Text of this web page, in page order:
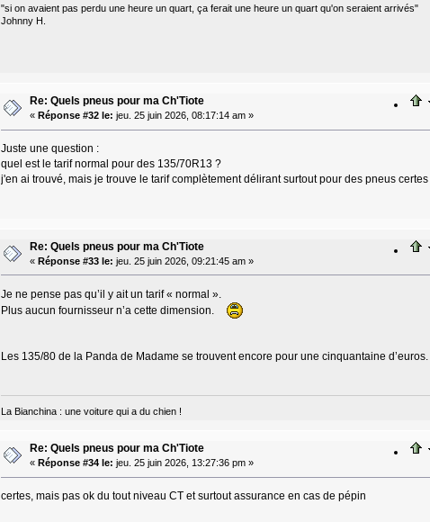
"si on avaient pas perdu une heure un quart, ça ferait une heure un quart qu'on seraient arrivés"
Johnny H.
Re: Quels pneus pour ma Ch'Tiote
« Réponse #32 le: jeu. 25 juin 2026, 08:17:14 am »
Juste une question :
quel est le tarif normal pour des 135/70R13 ?
j'en ai trouvé, mais je trouve le tarif complètement délirant surtout pour des pneus
Re: Quels pneus pour ma Ch'Tiote
« Réponse #33 le: jeu. 25 juin 2026, 09:21:45 am »
Je ne pense pas qu’il y ait un tarif « normal ».
Plus aucun fournisseur n’a cette dimension.
Les 135/80 de la Panda de Madame se trouvent encore pour une cinquantaine d’euros.
La Bianchina : une voiture qui a du chien !
Re: Quels pneus pour ma Ch'Tiote
« Réponse #34 le: jeu. 25 juin 2026, 13:27:36 pm »
certes, mais pas ok du tout niveau CT et surtout assurance en cas de pépin